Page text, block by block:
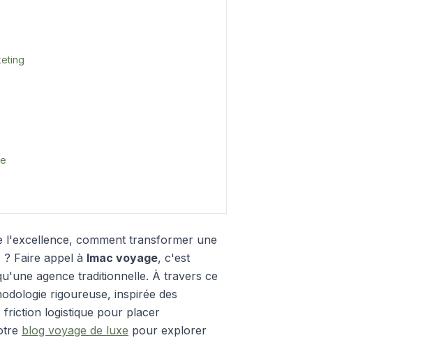
l'excellence, comment transformer une
Faire appel à lmac voyage, c'est
agence traditionnelle. À travers ce
rigoureuse, inspirée des
friction logistique pour placer
blog voyage de luxe pour explorer